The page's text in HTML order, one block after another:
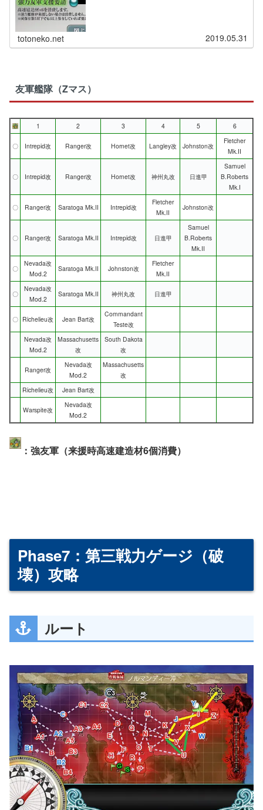
totoneko.net 2019.05.31
友軍艦隊（Zマス）
1 2 3 4 5 6
〇 Intrepid改 Ranger改 Hornet改 Langley改 Johnston改
Fletcher
Mk.II
〇 Intrepid改 Ranger改 Hornet改 神州丸改 日進甲
Samuel
B.Roberts
Mk.I
〇 Ranger改 Saratoga Mk.II Intrepid改
Fletcher
Mk.II
Johnston改
〇 Ranger改 Saratoga Mk.II Intrepid改 日進甲
Samuel
B.Roberts
Mk.II
〇
Nevada改
Mod.2
Saratoga Mk.II Johnston改
Fletcher
Mk.II
〇
Nevada改
Mod.2
Saratoga Mk.II 神州丸改 日進甲
〇 Richelieu改 Jean Bart改
Commandant
Teste改
Nevada改
Mod.2
Massachusetts
改
South Dakota
改
Ranger改
Nevada改
Mod.2
Massachusetts
改
Richelieu改
Jean Bart改
Warspite改
Nevada改
Mod.2
：強友軍（来援時高速建造材6個消費）
Phase7：第三戦力ゲージ（破
壊）攻略
ルート